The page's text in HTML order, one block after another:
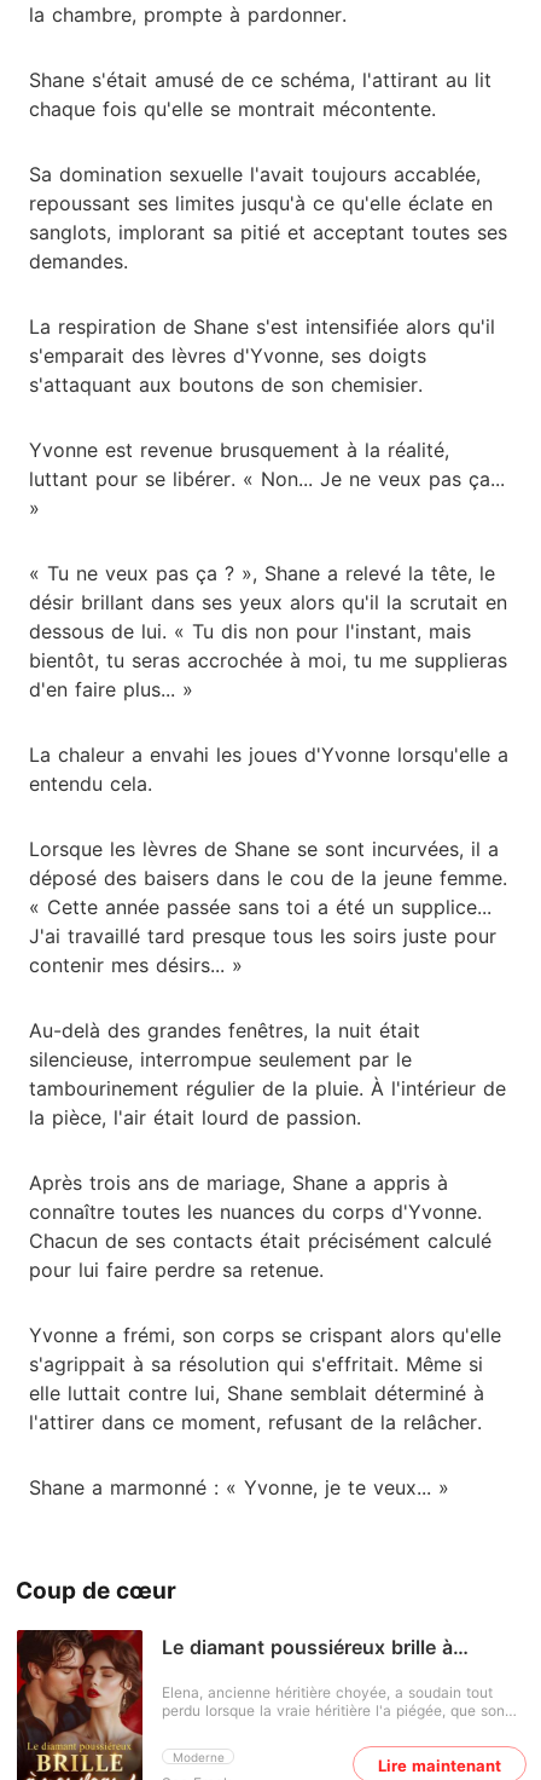
la chambre, prompte à pardonner.
Shane s'était amusé de ce schéma, l'attirant au lit
chaque fois qu'elle se montrait mécontente.
Sa domination sexuelle l'avait toujours accablée,
repoussant ses limites jusqu'à ce qu'elle éclate en
sanglots, implorant sa pitié et acceptant toutes ses
demandes.
La respiration de Shane s'est intensifiée alors qu'il
s'emparait des lèvres d'Yvonne, ses doigts
s'attaquant aux boutons de son chemisier.
Yvonne est revenue brusquement à la réalité,
luttant pour se libérer. « Non... Je ne veux pas ça...
»
« Tu ne veux pas ça ? », Shane a relevé la tête, le
désir brillant dans ses yeux alors qu'il la scrutait en
dessous de lui. « Tu dis non pour l'instant, mais
bientôt, tu seras accrochée à moi, tu me supplieras
d'en faire plus... »
La chaleur a envahi les joues d'Yvonne lorsqu'elle a
entendu cela.
Lorsque les lèvres de Shane se sont incurvées, il a
déposé des baisers dans le cou de la jeune femme.
« Cette année passée sans toi a été un supplice...
J'ai travaillé tard presque tous les soirs juste pour
contenir mes désirs... »
Au-delà des grandes fenêtres, la nuit était
silencieuse, interrompue seulement par le
tambourinement régulier de la pluie. À l'intérieur de
la pièce, l'air était lourd de passion.
Après trois ans de mariage, Shane a appris à
connaître toutes les nuances du corps d'Yvonne.
Chacun de ses contacts était précisément calculé
pour lui faire perdre sa retenue.
Yvonne a frémi, son corps se crispant alors qu'elle
s'agrippait à sa résolution qui s'effritait. Même si
elle luttait contre lui, Shane semblait déterminé à
l'attirer dans ce moment, refusant de la relâcher.
Shane a marmonné : « Yvonne, je te veux... »
Coup de cœur
Le diamant poussiéreux brille à
Moderne
Elena, ancienne héritière choyée, a soudain tout
perdu lorsque la vraie héritière l'a piégée, que son
jetée dehors. Tous voulaient la voir tomber. Mais
Elena a dévoilé sa véritable identité : l'héritière d'une
Lire maintenant